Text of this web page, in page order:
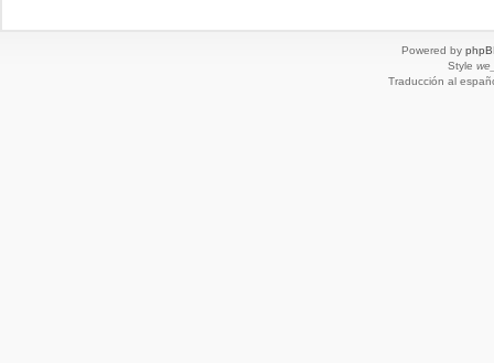
Powered by
Style
Traducción al